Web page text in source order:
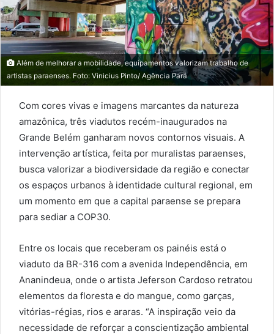
Além de melhorar a mobilidade, equipamentos valorizam trabalho de
artistas paraenses. Foto: Vinicius Pinto/ Agência Pará
Com cores vivas e imagens marcantes da natureza
amazônica, três viadutos recém-inaugurados na
Grande Belém ganharam novos contornos visuais. A
intervenção artística, feita por muralistas paraenses,
busca valorizar a biodiversidade da região e conectar
os espaços urbanos à identidade cultural regional, em
um momento em que a capital paraense se prepara
para sediar a COP30.
Entre os locais que receberam os painéis está o
viaduto da BR-316 com a avenida Independência, em
Ananindeua, onde o artista Jeferson Cardoso retratou
elementos da floresta e do mangue, como garças,
vitórias-régias, rios e araras. “A inspiração veio da
necessidade de reforçar a conscientização ambiental